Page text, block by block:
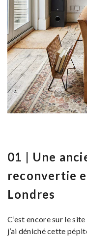
01 | Une
reconvertie
Londres
C’est encore sur le
j’ai déniché cette